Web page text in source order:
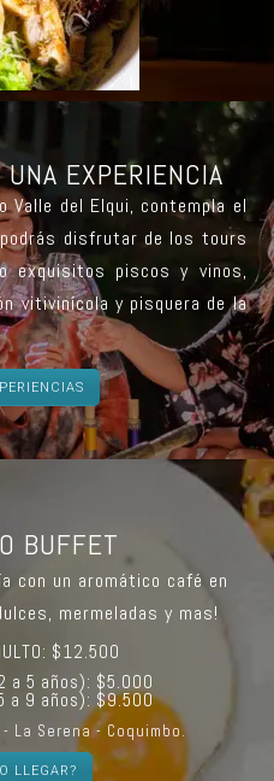
EXPERIENCIA
Valle del Elqui, contempla el
disfrutar de los tours
exquisitos piscos y vinos,
vitivinícola y pisquera de la
BUFFET
con un aromático café en
mermeladas y mas!
$12.500
a 5 años): $5.000
a 9 años): $9.500
La Serena - Coquimbo.
LLEGAR?